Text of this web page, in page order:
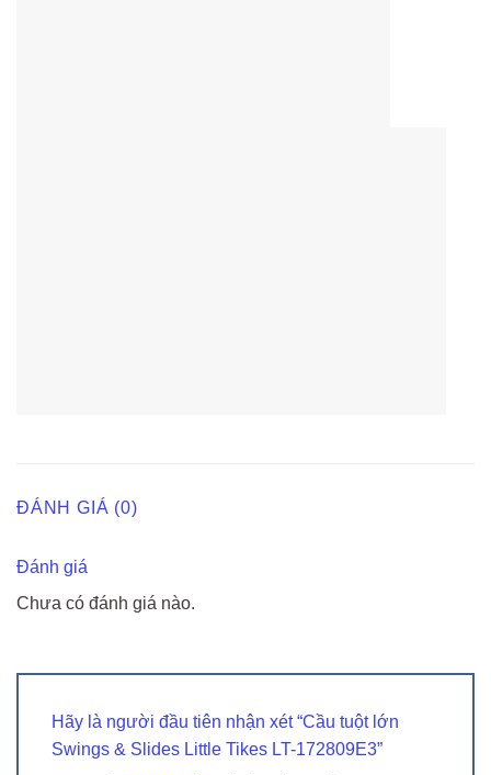
ĐÁNH GIÁ (0)
Đánh giá
Chưa có đánh giá nào.
Hãy là người đầu tiên nhận xét “Cầu tuột lớn
Swings & Slides Little Tikes LT-172809E3”